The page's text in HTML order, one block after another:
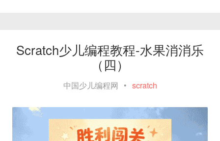
Scratch少儿编程教程-水果消消乐
（四）
中国少儿编程网 • scratch